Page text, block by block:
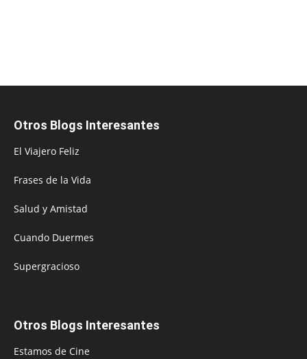
Otros Blogs Interesantes
El Viajero Feliz
Frases de la Vida
Salud y Amistad
Cuando Duermes
Supergracioso
Otros Blogs Interesantes
Estamos de Cine